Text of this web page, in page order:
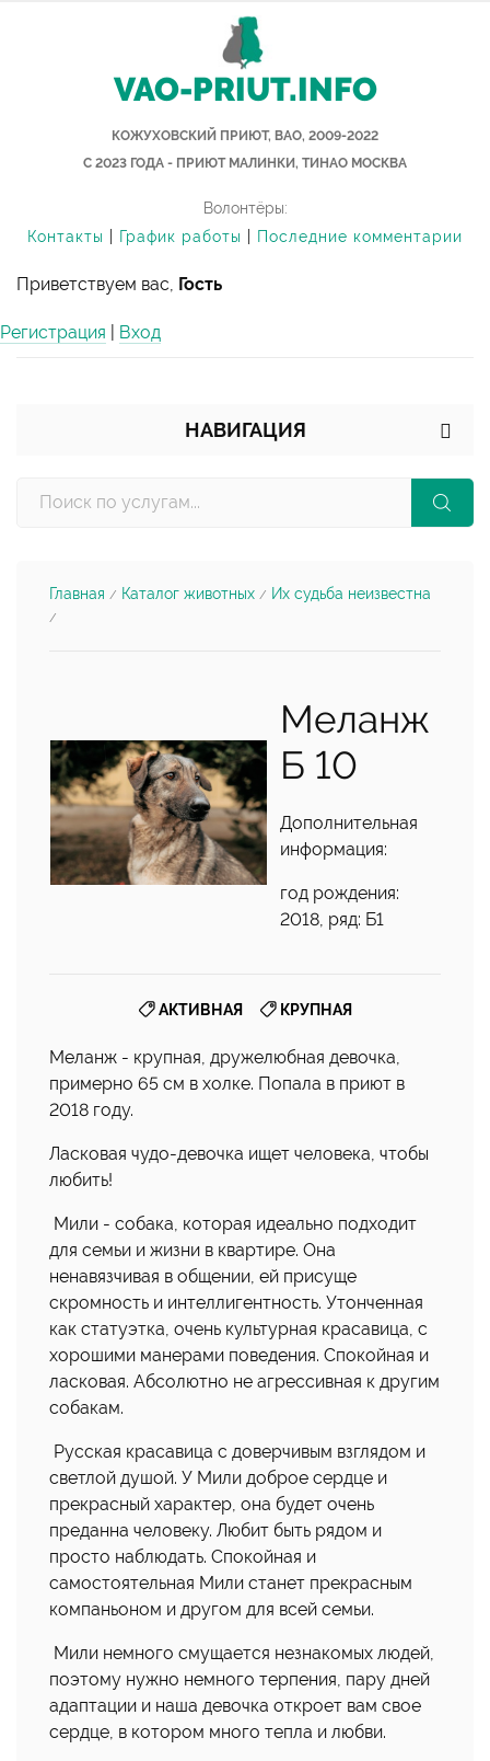
VAO-PRIUT.INFO
КОЖУХОВСКИЙ ПРИЮТ, ВАО, 2009-2022
С 2023 ГОДА - ПРИЮТ МАЛИНКИ, ТИНАО МОСКВА
Волонтёры:
Контакты
График работы Последние комментарии
Приветствуем вас, Гость
Регистрация Вход
НАВИГАЦИЯ
Главная / Каталог животных / Их судьба неизвестна
/
Меланж
Б 10
Дополнительная
информация:
год рождения:
2018, ряд: Б1
АКТИВНАЯ, КРУПНАЯ
Меланж - крупная, дружелюбная девочка,
примерно 65 см в холке. Попала в приют в
2018 году.
Ласковая чудо-девочка ищет человека, чтобы
любить!
Мили - собака, которая идеально подходит
для семьи и жизни в квартире. Она
ненавязчивая в общении, ей присуще
скромность и интеллигентность. Утонченная
как статуэтка, очень культурная красавица, с
хорошими манерами поведения. Спокойная и
ласковая. Абсолютно не агрессивная к другим
собакам.
Русская красавица с доверчивым взглядом и
светлой душой. У Мили доброе сердце и
прекрасный характер, она будет очень
преданна человеку. Любит быть рядом и
просто наблюдать. Спокойная и
самостоятельная Мили станет прекрасным
компаньоном и другом для всей семьи.
Мили немного смущается незнакомых людей,
поэтому нужно немного терпения, пару дней
адаптации и наша девочка откроет вам свое
сердце, в котором много тепла и любви.